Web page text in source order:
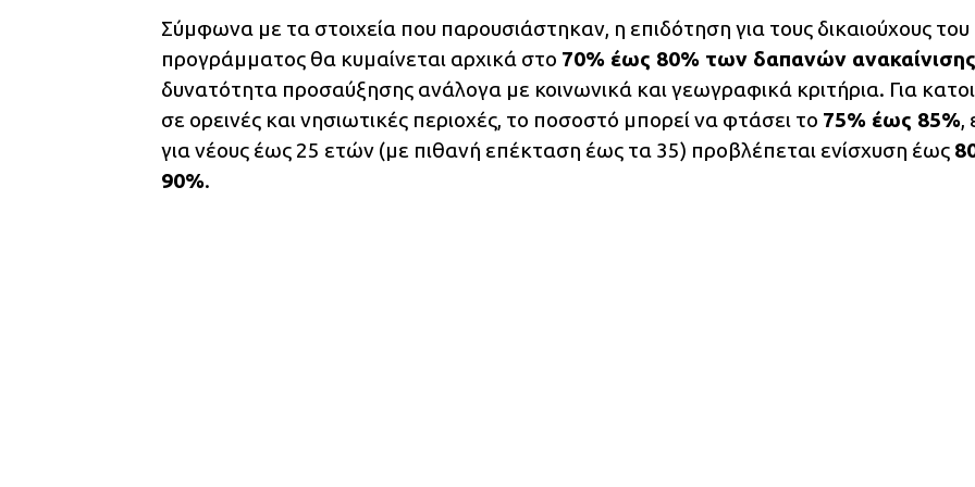
Σύμφωνα με τα στοιχεία που παρουσιάστηκαν, η επιδότηση για τους δικαιούχους του
προγράμματος θα κυμαίνεται αρχικά στο 70% έως 80% των δαπανών ανακαίνισης
δυνατότητα προσαύξησης ανάλογα με κοινωνικά και γεωγραφικά κριτήρια. Για
σε ορεινές και νησιωτικές περιοχές, το ποσοστό μπορεί να φτάσει το 75% έως 85%,
για νέους έως 25 ετών (με πιθανή επέκταση έως τα 35) προβλέπεται ενίσχυση έως
90%.